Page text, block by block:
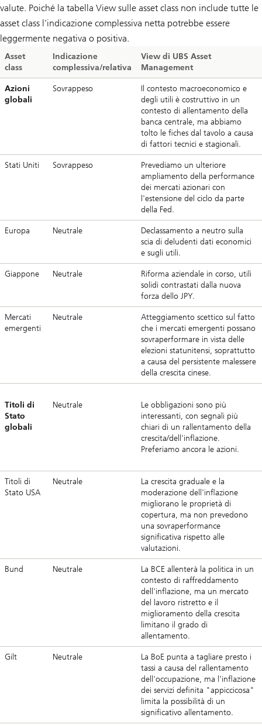
valute. Poiché la tabella View sulle asset class non include tutte le
asset class l’indicazione complessiva netta potrebbe essere
leggermente negativa o positiva.
Asset
class
Indicazione
complessiva/relativa
View di UBS Asset
Management
Azioni
globali
Sovrappeso
Il contesto macroeconomico e
degli utili è costruttivo in un
contesto di allentamento della
banca centrale, ma abbiamo
tolto le fiches dal tavolo a causa
di fattori tecnici e stagionali.
Stati Uniti Sovrappeso
Prevediamo un ulteriore
ampliamento della performance
dei mercati azionari con
l'estensione del ciclo da parte
della Fed.
Europa Neutrale
Declassamento a neutro sulla
scia di deludenti dati economici
e sugli utili.
Giappone Neutrale
Riforma aziendale in corso, utili
solidi contrastati dalla nuova
forza dello JPY.
Mercati
emergenti
Neutrale
Atteggiamento scettico sul fatto
che i mercati emergenti possano
sovraperformare in vista delle
elezioni statunitensi, soprattutto
a causa del persistente malessere
della crescita cinese.
Titoli di
Stato
globali
Neutrale
Le obbligazioni sono più
interessanti, con segnali più
chiari di un rallentamento della
crescita/dell'inflazione.
Preferiamo ancora le azioni.
Titoli di
Stato USA
Neutrale
La crescita graduale e la
moderazione dell'inflazione
migliorano le proprietà di
copertura, ma non prevedono
una sovraperformance
significativa rispetto alle
valutazioni.
Bund Neutrale
La BCE allenterà la politica in un
contesto di raffreddamento
dell'inflazione, ma un mercato
del lavoro ristretto e il
miglioramento della crescita
limitano il grado di
allentamento.
Gilt Neutrale
La BoE punta a tagliare presto i
tassi a causa del rallentamento
dell'occupazione, ma l'inflazione
dei servizi definita "appiccicosa"
limita la possibilità di un
significativo allentamento.